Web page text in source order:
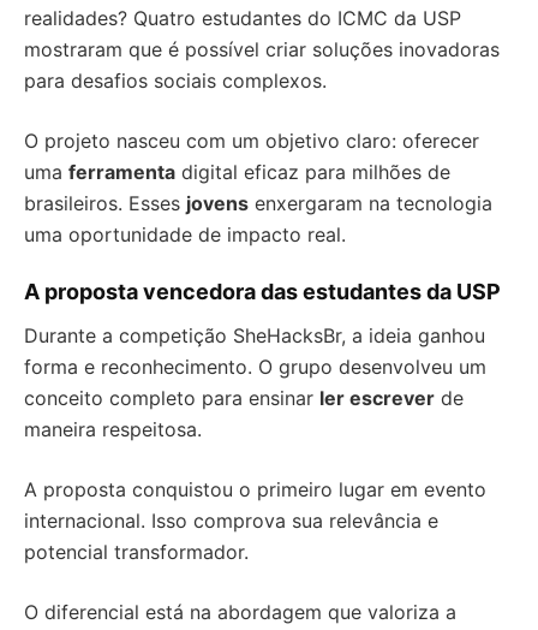
realidades? Quatro estudantes do ICMC da USP
mostraram que é possível criar soluções inovadoras
para desafios sociais complexos.
O projeto nasceu com um objetivo claro: oferecer
uma ferramenta digital eficaz para milhões de
brasileiros. Esses jovens enxergaram na tecnologia
uma oportunidade de impacto real.
A proposta vencedora das estudantes da USP
Durante a competição SheHacksBr, a ideia ganhou
forma e reconhecimento. O grupo desenvolveu um
conceito completo para ensinar ler escrever de
maneira respeitosa.
A proposta conquistou o primeiro lugar em evento
internacional. Isso comprova sua relevância e
potencial transformador.
O diferencial está na abordagem que valoriza a